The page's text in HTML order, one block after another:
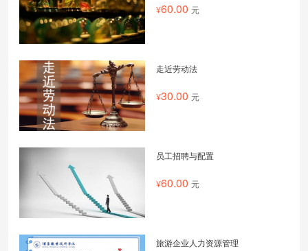
60.00 元
走近劳动法
30.00 元
员工招聘与配置
60.00 元
旅游企业人力资源管理